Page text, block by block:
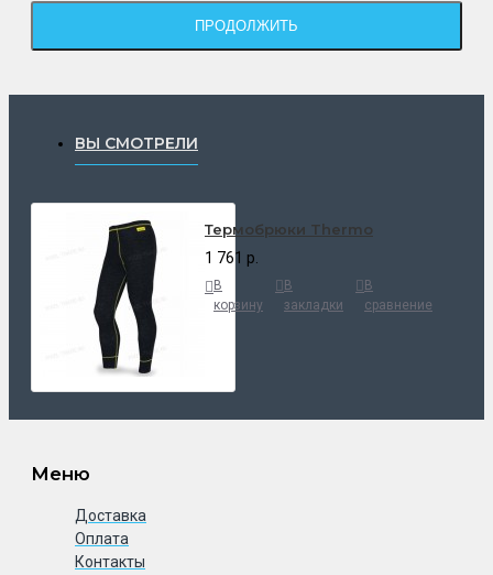
ПРОДОЛЖИТЬ
ВЫ СМОТРЕЛИ
Термобрюки Thermo
1 761 р.
В
корзину
В
закладки
В
сравнение
Меню
Доставка
Оплата
Контакты